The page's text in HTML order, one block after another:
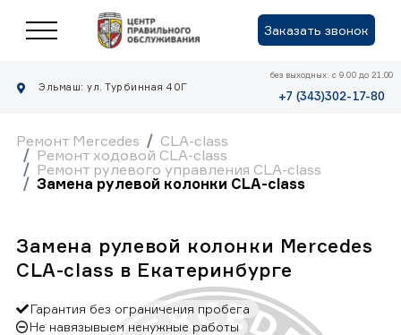
Заказать звонок
Эльмаш: ул. Турбинная 40Г
без выходных: с 9.00 до 21.00
+7 (343)302-17-80
Ремонт Mercedes
CLA-class
Ремонт ходовой CLA-class
Ремонт рулевого управления CLA-class
Замена рулевой колонки CLA-class
Замена рулевой колонки Mercedes
CLA-class в Екатеринбурге
Гарантия без ограничения пробега
Не навязывыем ненужные работы